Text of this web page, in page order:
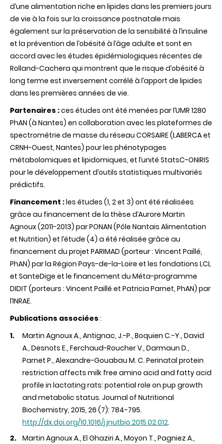
d’une alimentation riche en lipides dans les premiers jours
de vie à la fois sur la croissance postnatale mais
également sur la préservation de la sensibilité à l’insuline
et la prévention de l’obésité à l’âge adulte et sont en
accord avec les études épidémiologiques récentes de
Rolland-Cachera qui montrent que le risque d’obésité à
long terme est inversement corrélé à l’apport de lipides
dans les premières années de vie.
Partenaires :ces études ont été menées par l’UMR 1280
PhAN (à Nantes) en collaboration avec les plateformes de
spectrométrie de masse du réseau CORSAIRE (LABERCA et
CRNH-Ouest, Nantes) pour les phénotypages
métabolomiques et lipidomiques, et l’unité StatsC-ONIRIS
pour le développement d’outils statistiques multivariés
prédictifs.
Financement :les études (1, 2 et 3) ont été réalisées
grâce au financement de la thèse d’Aurore Martin
Agnoux (2011-2013) par PONAN (Pôle Nantais Alimentation
et Nutrition) et l’étude (4) a été réalisée grâce au
financement du projet PARIMAD (porteur : Vincent Paillé,
PhAN) par la Région Pays-de-la-Loire et les fondations LCL
et SanteDige et le financement du Méta-programme
DIDIT (porteurs : Vincent Paillé et Patricia Parnet, PhAN) par
l’INRAE.
Publications associées :
Martin Agnoux A., Antignac, J.-P., Boquien C.-Y., David
A., Desnots E., Ferchaud-Roucher V., Darmaun D.,
Parnet P., Alexandre-Gouabau M. C. Perinatal protein
restriction affects milk free amino acid and fatty acid
profile in lactating rats: potential role on pup growth
and metabolic status. Journal of Nutritional
Biochemistry, 2015, 26 (7): 784-795.
http://dx.doi.org/10.1016/j.jnutbio.2015.02.012.
Martin Agnoux A., El Ghaziri A., Moyon T., Pagniez A.,